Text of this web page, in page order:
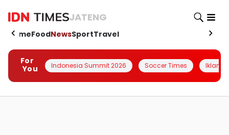
JATENG
HomeFoodNewsSportTravel
For
You
Indonesia Summit 2026 Soccer Times Iklanin